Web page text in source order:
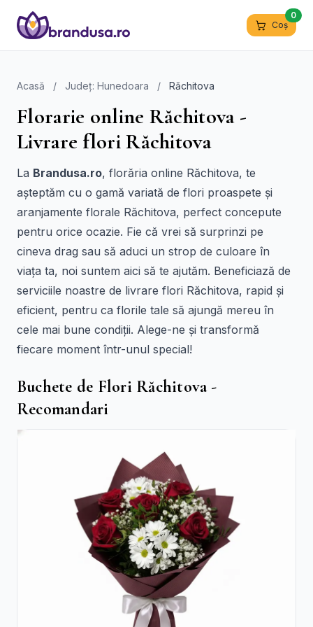
Coș
0
Acasă / Județ: Hunedoara / Răchitova
Florarie online Răchitova -
Livrare flori Răchitova
La Brandusa.ro, florăria online Răchitova, te
așteptăm cu o gamă variată de flori proaspete și
aranjamente florale Răchitova, perfect concepute
pentru orice ocazie. Fie că vrei să surprinzi pe
cineva drag sau să aduci un strop de culoare în
viața ta, noi suntem aici să te ajutăm. Beneficiază de
serviciile noastre de livrare flori Răchitova, rapid și
eficient, pentru ca florile tale să ajungă mereu în
cele mai bune condiții. Alege-ne și transformă
fiecare moment într-unul special!
Buchete de Flori Răchitova -
Recomandari